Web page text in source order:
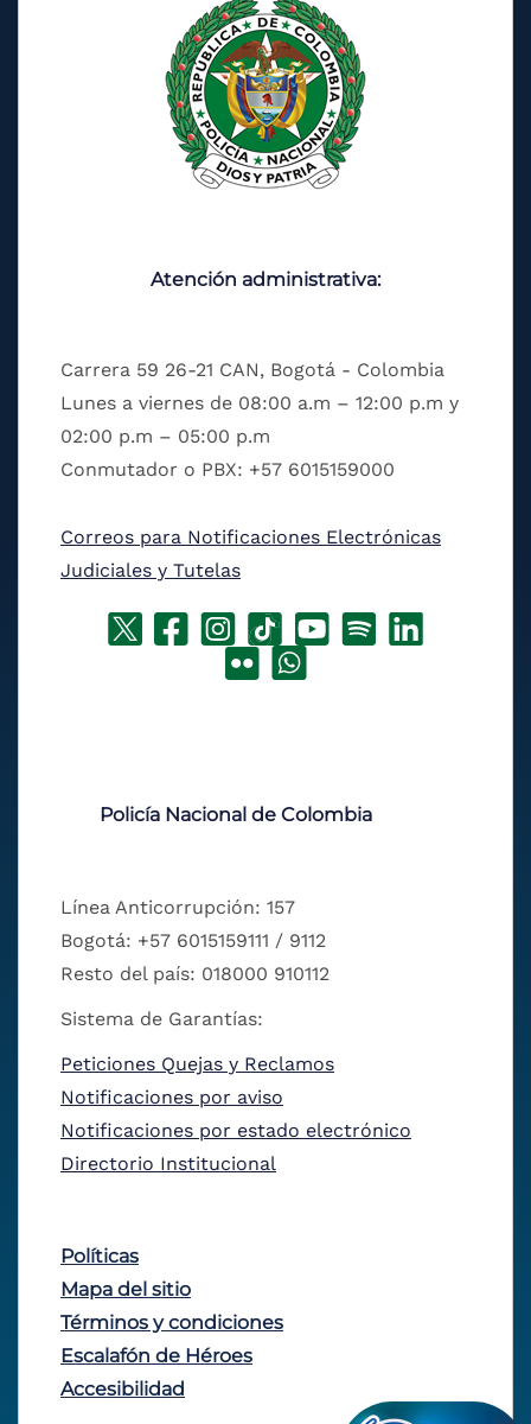
Atención administrativa:
Carrera 59 26-21 CAN, Bogotá - Colombia
Lunes a viernes de 08:00 a.m – 12:00 p.m y
02:00 p.m – 05:00 p.m
Conmutador o PBX: +57 6015159000
Correos para Notificaciones Electrónicas
Judiciales y Tutelas
Policía Nacional de Colombia
Línea Anticorrupción: 157
Bogotá: +57 6015159111 / 9112
Resto del país: 018000 910112
Sistema de Garantías:
Peticiones Quejas y Reclamos
Notificaciones por aviso
Notificaciones por estado electrónico
Directorio Institucional
Políticas
Mapa del sitio
Términos y condiciones
Escalafón de Héroes
Accesibilidad